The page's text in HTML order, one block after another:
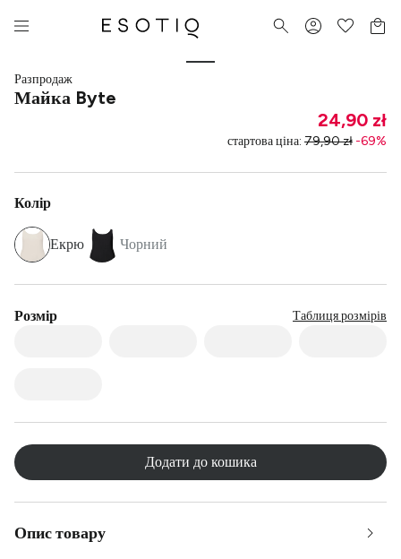
Разпродаж
Майка Byte
24,90 zł
стартова ціна: 79,90 zł -69%
Колір
Екрю Чорний
Розмір Таблиця розмірів
Додати до кошика
Опис товару